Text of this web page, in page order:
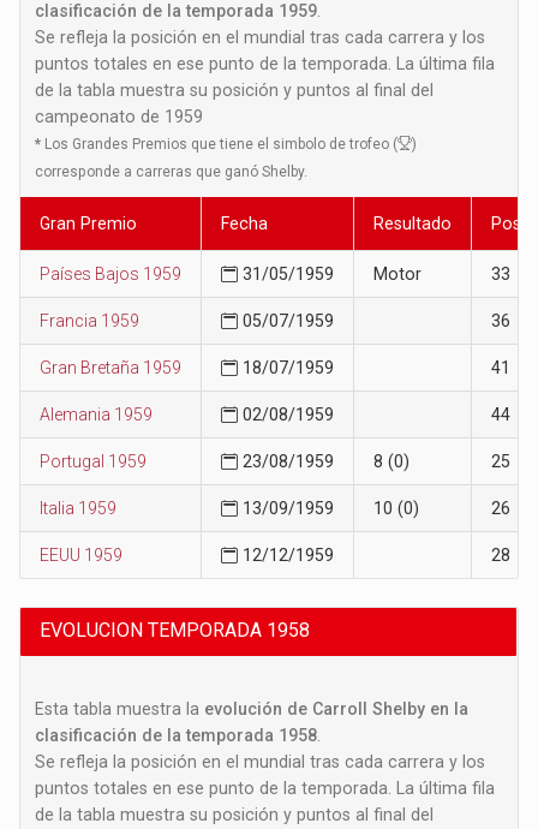
clasificación de la temporada 1959
Se refleja la posición en el mundial tras cada carrera y los
puntos totales en ese punto de la temporada. La última fila
de la tabla muestra su posición y puntos al final del
campeonato de 1959
* Los Grandes Premios que tiene el simbolo de trofeo (
)
corresponde a carreras que ganó Shelby.
Gran Premio Fecha Resultado
Países Bajos 1959 31/05/1959 Motor 33
Francia 1959 05/07/1959 36
Gran Bretaña 1959 18/07/1959 41
Alemania 1959 02/08/1959 44
Portugal 1959 23/08/1959 8 (0) 25
Italia 1959 13/09/1959 10 (0) 26
EEUU 1959 12/12/1959 28
EVOLUCION TEMPORADA 1958
Esta tabla muestra la evolución de Carroll Shelby en la
clasificación de la temporada 1958
Se refleja la posición en el mundial tras cada carrera y los
puntos totales en ese punto de la temporada. La última fila
de la tabla muestra su posición y puntos al final del